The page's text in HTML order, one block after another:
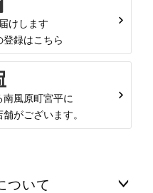
けします
登録はこちら
風原町宮平に
がございます。
ついて